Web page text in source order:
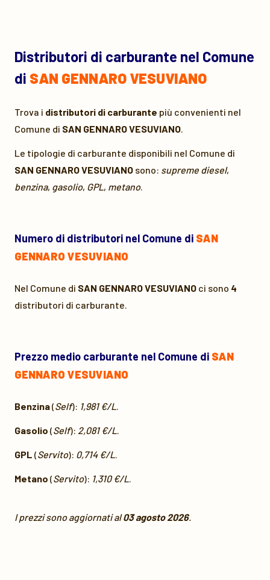
Distributori di carburante nel Comune
di SAN GENNARO VESUVIANO
Trova i distributori di carburante più convenienti nel
Comune di SAN GENNARO VESUVIANO.
Le tipologie di carburante disponibili nel Comune di
SAN GENNARO VESUVIANO sono: supreme diesel,
benzina, gasolio, GPL, metano.
Numero di distributori nel Comune di SAN
GENNARO VESUVIANO
Nel Comune di SAN GENNARO VESUVIANO ci sono 4
distributori di carburante.
Prezzo medio carburante nel Comune di SAN
GENNARO VESUVIANO
Benzina(Self): 1,981 €/L.
Gasolio (Self): 2,081 €/L.
GPL (Servito): 0,714 €/L.
Metano (Servito): 1,310 €/L.
I prezzi sono aggiornati al03 agosto 2026.